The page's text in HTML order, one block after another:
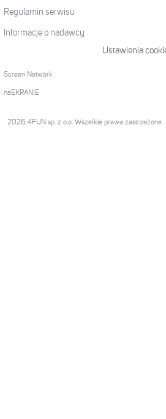
Regulamin serwisu
Informacje o nadawcy
Ustawienia
Screen Network
naEKRANIE
2026 4FUN sp. z o.o. Wszelkie prawa zastrzeżone.